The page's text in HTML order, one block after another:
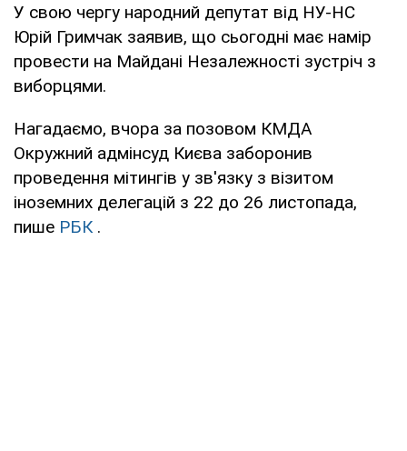
У свою чергу народний депутат від НУ-НС
Юрій Гримчак заявив, що сьогодні має намір
провести на Майдані Незалежності зустріч з
виборцями.
Нагадаємо, вчора за позовом КМДА
Окружний адмінсуд Києва заборонив
проведення мітингів у зв'язку з візитом
іноземних делегацій з 22 до 26 листопада,
пише РБК.